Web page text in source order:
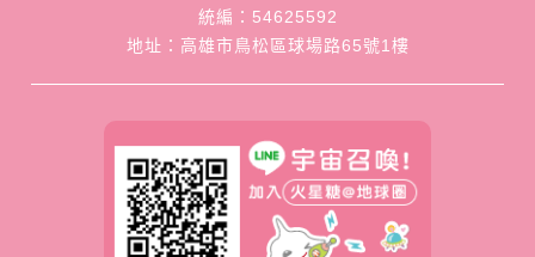
統編：54625592
地址：高雄市鳥松區球場路65號1樓